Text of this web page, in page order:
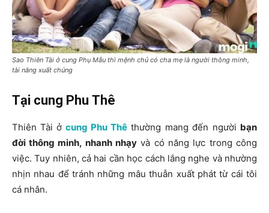
Sao Thiên Tài ở cung Phụ Mẫu thì mệnh chủ có cha mẹ là người thông minh,
tài năng xuất chúng
Tại cung Phu Thê
Thiên Tài ở cung Phu Thê thường mang đến người bạn
đời thông minh, nhanh nhạy và có năng lực trong công
việc. Tuy nhiên, cả hai cần học cách lắng nghe và nhường
nhịn nhau để tránh những mâu thuẫn xuất phát từ cái tôi
cá nhân.